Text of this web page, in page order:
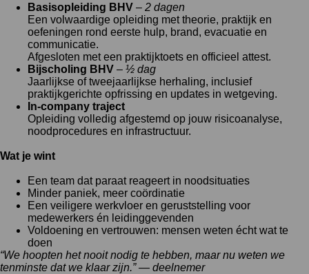
Basisopleiding BHV – 2 dagen
Een volwaardige opleiding met theorie, praktijk en
oefeningen rond eerste hulp, brand, evacuatie en
communicatie.
Afgesloten met een praktijktoets en officieel attest.
Bijscholing BHV – ½ dag
Jaarlijkse of tweejaarlijkse herhaling, inclusief
praktijkgerichte opfrissing en updates in wetgeving.
In-company traject
Opleiding volledig afgestemd op jouw risicoanalyse,
noodprocedures en infrastructuur.
Wat je wint
Een team dat paraat reageert in noodsituaties
Minder paniek, meer coördinatie
Een veiligere werkvloer en geruststelling voor
medewerkers én leidinggevenden
Voldoening en vertrouwen: mensen weten écht wat te
doen
“We hoopten het nooit nodig te hebben, maar nu weten we
tenminste dat we klaar zijn.” — deelnemer